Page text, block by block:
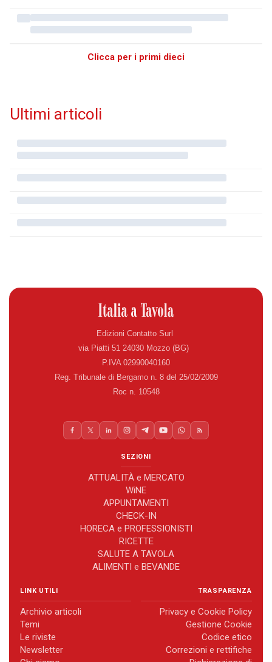
Clicca per i primi dieci
Ultimi articoli
Edizioni Contatto Surl
via Piatti 51 24030 Mozzo (BG)
P.IVA 02990040160
Reg. Tribunale di Bergamo n. 8 del 25/02/2009
Roc n. 10548
SEZIONI
ATTUALITÀ e MERCATO
WiNE
APPUNTAMENTI
CHECK-IN
HORECA e PROFESSIONISTI
RICETTE
SALUTE A TAVOLA
ALIMENTI e BEVANDE
LINK UTILI
Archivio articoli
Temi
Le riviste
Newsletter
TRASPARENZA
Privacy e Cookie Policy
Gestione Cookie
Codice etico
Correzioni e rettifiche